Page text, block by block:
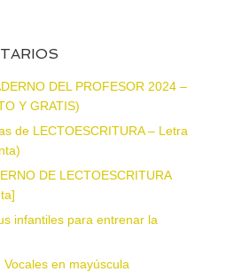
DEL PROFESOR 2024 –
Y GRATIS)
de LECTOESCRITURA – Letra
DE LECTOESCRITURA
infantiles para entrenar la
en mayúscula